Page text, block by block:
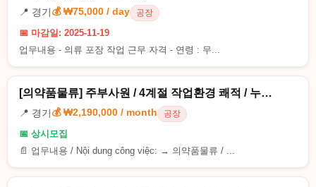
📍 경기💰 ₩75,000 / day 공장
📅 마감일: 2025-11-19
업무내용 - 의류 포장 작업 근무 자격 - 연령 : 무...
[의약품물류] 주부사원 / 4계절 작업환경 쾌적 / 누…
📍 경기💰 ₩2,190,000 / month 공장
📅 상시모집
📄 업무내용 / Nội dung công việc: → 의약품물류 / ...